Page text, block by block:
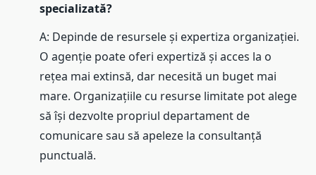
specializată?
A: Depinde de resursele și expertiza organizației.
O agenție poate oferi expertiză și acces la o
rețea mai extinsă, dar necesită un buget mai
mare. Organizațiile cu resurse limitate pot alege
să își dezvolte propriul departament de
comunicare sau să apeleze la consultanță
punctuală.